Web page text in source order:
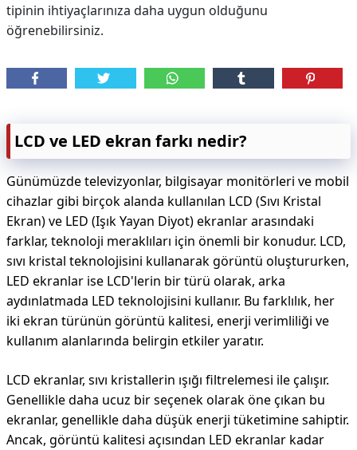
tipinin ihtiyaçlarınıza daha uygun olduğunu
öğrenebilirsiniz.
LCD ve LED ekran farkı nedir?
Günümüzde televizyonlar, bilgisayar monitörleri ve mobil
cihazlar gibi birçok alanda kullanılan LCD (Sıvı Kristal
Ekran) ve LED (Işık Yayan Diyot) ekranlar arasındaki
farklar, teknoloji meraklıları için önemli bir konudur. LCD,
sıvı kristal teknolojisini kullanarak görüntü oluştururken,
LED ekranlar ise LCD'lerin bir türü olarak, arka
aydınlatmada LED teknolojisini kullanır. Bu farklılık, her
iki ekran türünün görüntü kalitesi, enerji verimliliği ve
kullanım alanlarında belirgin etkiler yaratır.
LCD ekranlar, sıvı kristallerin ışığı filtrelemesi ile çalışır.
Genellikle daha ucuz bir seçenek olarak öne çıkan bu
ekranlar, genellikle daha düşük enerji tüketimine sahiptir.
Ancak, görüntü kalitesi açısından LED ekranlar kadar